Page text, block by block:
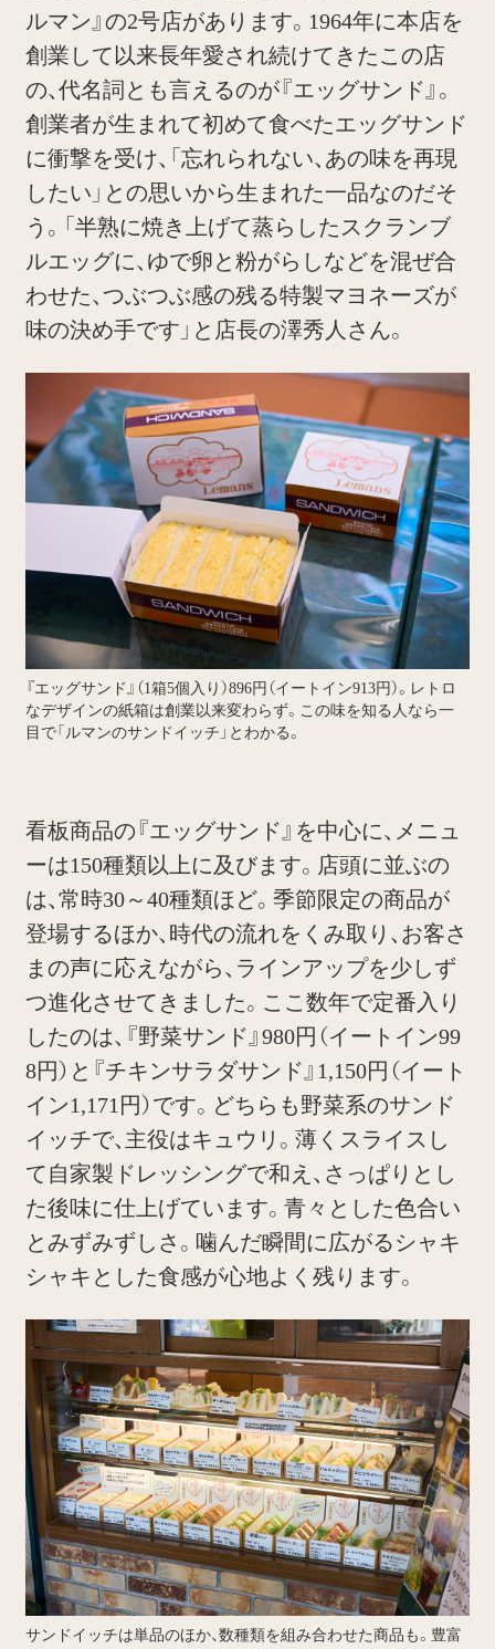
ルマン』の2号店があります。1964年に本店を
創業して以来長年愛され続けてきたこの店
の、代名詞とも言えるのが『エッグサンド』。
創業者が生まれて初めて食べたエッグサンド
に衝撃を受け、「忘れられない、あの味を再現
したい」との思いから生まれた一品なのだそ
う。「半熟に焼き上げて蒸らしたスクランブ
ルエッグに、ゆで卵と粉がらしなどを混ぜ合
わせた、つぶつぶ感の残る特製マヨネーズが
味の決め手です」と店長の澤秀人さん。
『エッグサンド』（1箱5個入り）896円（イートイン913円）。レトロ
なデザインの紙箱は創業以来変わらず。この味を知る人なら一
目で「ルマンのサンドイッチ」とわかる。
看板商品の『エッグサンド』を中心に、メニュ
ーは150種類以上に及びます。店頭に並ぶの
は、常時30～40種類ほど。季節限定の商品が
登場するほか、時代の流れをくみ取り、お客さ
まの声に応えながら、ラインアップを少しず
つ進化させてきました。ここ数年で定番入り
したのは、『野菜サンド』980円（イートイン99
8円）と『チキンサラダサンド』1,150円（イート
イン1,171円）です。どちらも野菜系のサンド
イッチで、主役はキュウリ。薄くスライスし
て自家製ドレッシングで和え、さっぱりとし
た後味に仕上げています。青々とした色合い
とみずみずしさ。噛んだ瞬間に広がるシャキ
シャキとした食感が心地よく残ります。
サンドイッチは単品のほか、数種類を組み合わせた商品も。豊富